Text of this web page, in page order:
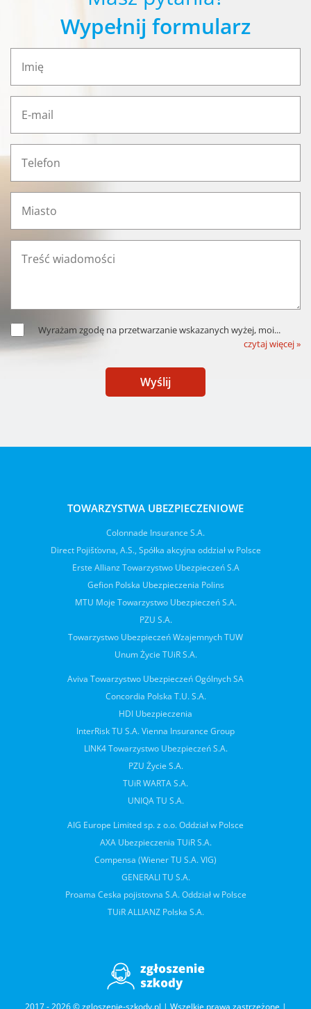
Wypełnij formularz
Wyrażam zgodę na przetwarzanie wskazanych wyżej, moi...
czytaj więcej »
Wyślij
TOWARZYSTWA UBEZPIECZENIOWE
Colonnade Insurance S.A.
Direct Pojišťovna, A.S., Spółka akcyjna oddział w Polsce
Erste Allianz Towarzystwo Ubezpieczeń S.A
Gefion Polska Ubezpieczenia Polins
MTU Moje Towarzystwo Ubezpieczeń S.A.
PZU S.A.
Towarzystwo Ubezpieczeń Wzajemnych TUW
Unum Życie TUiR S.A.
Aviva Towarzystwo Ubezpieczeń Ogólnych SA
Concordia Polska T.U. S.A.
HDI Ubezpieczenia
InterRisk TU S.A. Vienna Insurance Group
LINK4 Towarzystwo Ubezpieczeń S.A.
PZU Życie S.A.
TUiR WARTA S.A.
UNIQA TU S.A.
AIG Europe Limited sp. z o.o. Oddział w Polsce
AXA Ubezpieczenia TUiR S.A.
Compensa (Wiener TU S.A. VIG)
GENERALI TU S.A.
Proama Ceska pojistovna S.A. Oddział w Polsce
TUiR ALLIANZ Polska S.A.
2017 - 2026 © zgloszenie-szkody.pl | Wszelkie prawa zastrzeżone |